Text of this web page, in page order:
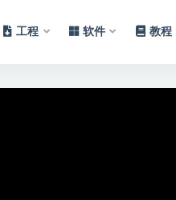
工程 软件 教程